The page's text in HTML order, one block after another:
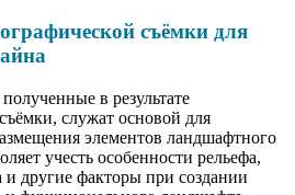
съёмки для
в результате
служат основой для
элементов ландшафтного
учесть особенности рельефа,
и другие факторы при создании